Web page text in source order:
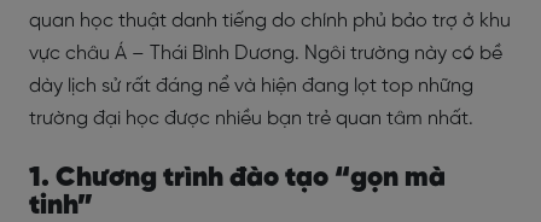
quan học thuật danh tiếng do chính phủ bảo trợ ở khu
vực châu Á – Thái Bình Dương. Ngôi trường này có bề
dày lịch sử rất đáng nể và hiện đang lọt top những
trường đại học được nhiều bạn trẻ quan tâm nhất.
1. Chương trình đào tạo “gọn mà
tinh”